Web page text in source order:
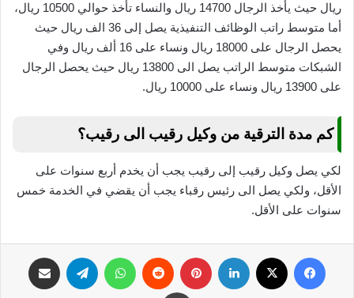
ريال حيث يأخذ الرجال 14700 ريال والنساء تأخذ حوالي 10500 ريال،
أما متوسط راتب الوظائف التنفيذية يصل إلى 36 الف ريال حيث
يحصل الرجال على 18000 ريال ونساء على 16 ألف ريال وفي
الشبكات متوسط الراتب يصل الى 13800 ريال حيث يحصل الرجال
على 13900 ريال ونساء على 10000 ريال.
كم مدة الترقية من وكيل رقيب الى رقيب؟
لكي يصل وكيل رقيب إلى رقيب يجب أن يخدم أربع سنوات على
الأقل، ولكي يصل الى رئيس رقباء يجب أن يقضي في الخدمة خمس
سنوات على الأقل.
فيسبوك لينكدإن بينتيريست واتساب تيلقرام
طباعة